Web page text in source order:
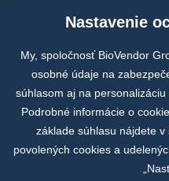
Spoločné projekty
Nastavenie
My, spoločnosť BioVendor
osobné údaje na
súhlasom aj na
Podrobné informácie o
základe súhlasu nájdete v
povolených cookies a